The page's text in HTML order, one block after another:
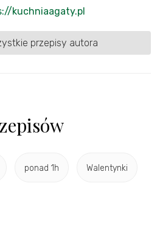
kuchniaagaty.pl
przepisy autora
ponad 1h Walentynki